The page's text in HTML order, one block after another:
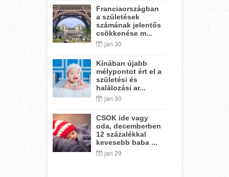
Franciaországban
a születések
számának jelentős
csökkenése m...
jan 30
Kínában újabb
mélypontot ért el a
születési és
halálozási ar...
jan 30
CSOK ide vagy
oda, decemberben
12 százalékkal
kevesebb baba ...
jan 29